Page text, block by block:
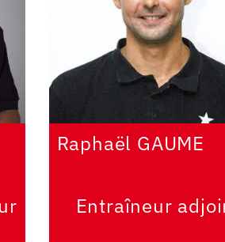
Raphaël GAUME
Entraîneur